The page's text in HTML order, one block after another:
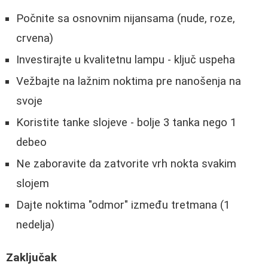
Počnite sa osnovnim nijansama (nude, roze,
crvena)
Investirajte u kvalitetnu lampu - ključ uspeha
Vežbajte na lažnim noktima pre nanošenja na
svoje
Koristite tanke slojeve - bolje 3 tanka nego 1
debeo
Ne zaboravite da zatvorite vrh nokta svakim
slojem
Dajte noktima "odmor" između tretmana (1
nedelja)
Zaključak